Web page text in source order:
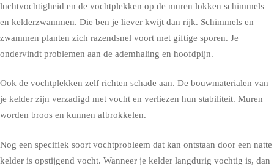
luchtvochtigheid en de vochtplekken op de muren lokken schimmels
en kelderzwammen. Die ben je liever kwijt dan rijk. Schimmels en
zwammen planten zich razendsnel voort met giftige sporen. Je
ondervindt problemen aan de ademhaling en hoofdpijn.
Ook de vochtplekken zelf richten schade aan. De bouwmaterialen van
je kelder zijn verzadigd met vocht en verliezen hun stabiliteit. Muren
worden broos en kunnen afbrokkelen.
Nog een specifiek soort vochtprobleem dat kan ontstaan door een natte
kelder is opstijgend vocht. Wanneer je kelder langdurig vochtig is, dan